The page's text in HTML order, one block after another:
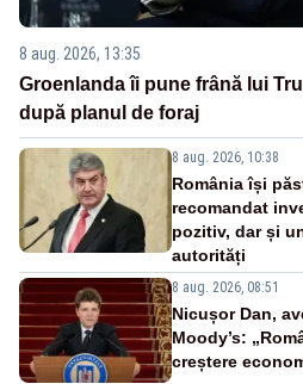
8 aug. 2026, 13:35
Groenlanda îi pune frână lui
după planul de foraj
8 aug. 2026, 10:38
România își
recomandat
pozitiv, dar și
autorități
8 aug. 2026, 08:51
Nicușor Dan,
Moody’s:
creștere